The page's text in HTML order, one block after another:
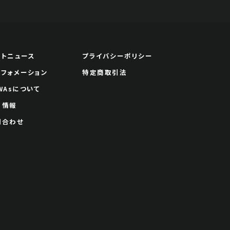
ニュース
ォメーション
について
報
わせ
プライバシーポリシー
特定商取引法